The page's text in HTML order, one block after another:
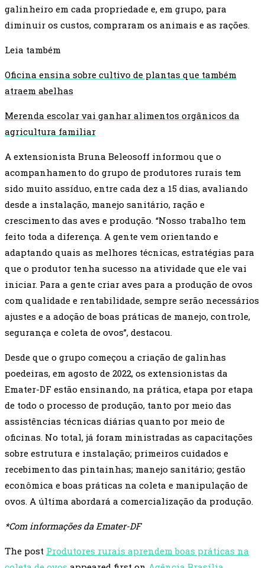
galinheiro em cada propriedade e, em grupo, para
diminuir os custos, compraram os animais e as rações.
Leia também
Oficina ensina sobre cultivo de plantas que também
atraem abelhas
Merenda escolar vai ganhar alimentos orgânicos da
agricultura familiar
A extensionista Bruna Beleosoff informou que o
acompanhamento do grupo de produtores rurais tem
sido muito assíduo, entre cada dez a 15 dias, avaliando
desde a instalação, manejo sanitário, ração e
crescimento das aves e produção. “Nosso trabalho tem
feito toda a diferença. A gente vem orientando e
adaptando quais as melhores técnicas, estratégias para
que o produtor tenha sucesso na atividade que ele vai
iniciar. Para a gente criar aves para a produção de ovos
com qualidade e rentabilidade, sempre serão necessários
ajustes e a adoção de boas práticas de manejo, controle,
segurança e coleta de ovos”, destacou.
Desde que o grupo começou a criação de galinhas
poedeiras, em agosto de 2022, os extensionistas da
Emater-DF estão ensinando, na prática, etapa por etapa
de todo o processo de produção, tanto por meio das
assistências técnicas diárias quanto por meio de
oficinas. No total, já foram ministradas as capacitações
sobre estrutura e instalação; primeiros cuidados e
recebimento das pintainhas; manejo sanitário; gestão
econômica e boas práticas na coleta e manipulação de
ovos. A última abordará a comercialização da produção.
*Com informações da Emater-DF
The post Produtores rurais aprendem boas práticas na